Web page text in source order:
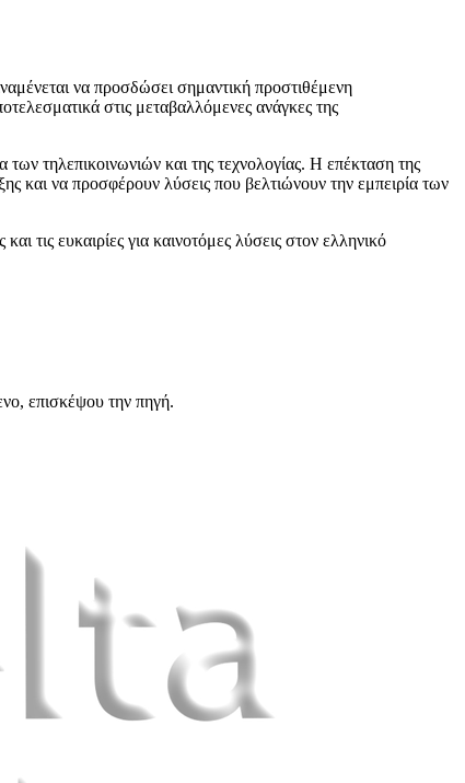
να προσδώσει σημαντική προστιθέμενη
στις μεταβαλλόμενες ανάγκες της
τηλεπικοινωνιών και της τεχνολογίας. Η επέκταση της
και να προσφέρουν λύσεις που βελτιώνουν την εμπειρία των
τις ευκαιρίες για καινοτόμες λύσεις στον ελληνικό
επισκέψου την πηγή.